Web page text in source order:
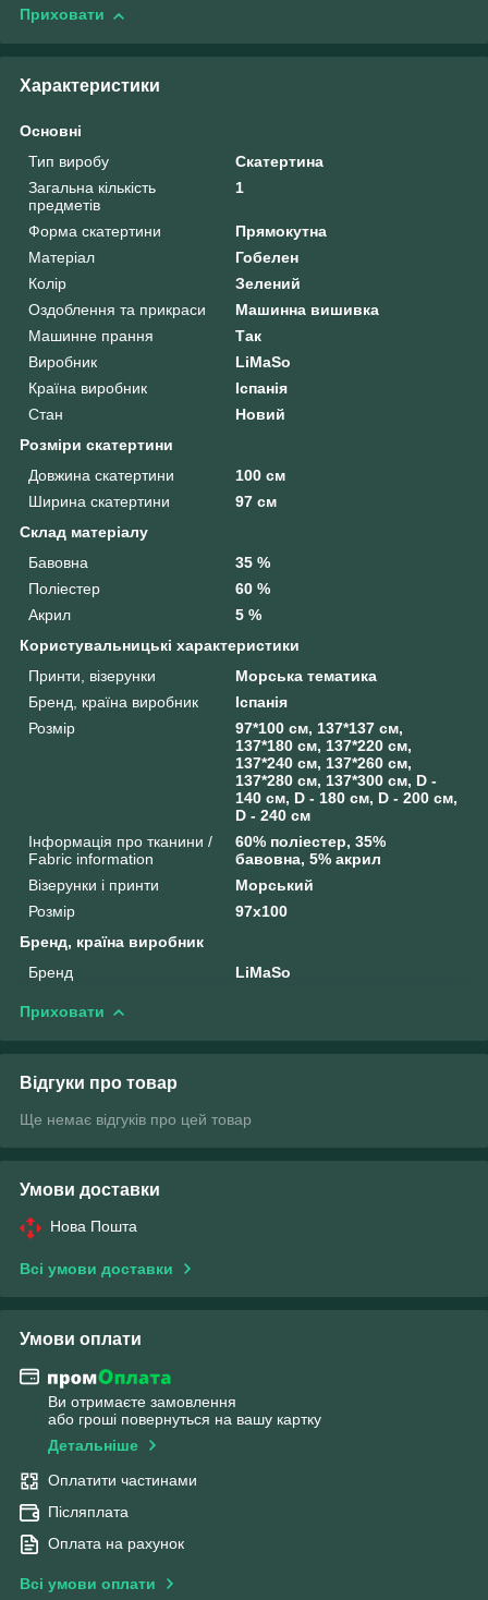
Приховати
Характеристики
Основні
Тип виробу
Скатертина
Загальна кількість
предметів
1
Форма скатертини
Прямокутна
Матеріал
Гобелен
Колір
Зелений
Оздоблення та прикраси
Машинна вишивка
Машинне прання
Так
Виробник
LiMaSo
Країна виробник
Іспанія
Стан
Новий
Розміри скатертини
Довжина скатертини
100 см
Ширина скатертини
97 см
Склад матеріалу
Бавовна
35 %
Поліестер
60 %
Акрил
5 %
Користувальницькі характеристики
Принти, візерунки
Морська тематика
Бренд, країна виробник
Іспанія
Розмір
97*100 см, 137*137 см,
137*180 см, 137*220 см,
137*240 см, 137*260 см,
137*280 см, 137*300 см, D -
140 см, D - 180 см, D - 200 см,
D - 240 см
Інформація про тканини /
Fabric information
60% поліестер, 35%
бавовна, 5% акрил
Візерунки і принти
Морський
Розмір
97x100
Бренд, країна виробник
Бренд
LiMaSo
Приховати
Відгуки про товар
Ще немає відгуків про цей товар
Умови доставки
Нова Пошта
Всі умови доставки
Умови оплати
Ви отримаєте замовлення
або гроші повернуться на вашу картку
Детальніше
Оплатити частинами
Післяплата
Оплата на рахунок
Всі умови оплати